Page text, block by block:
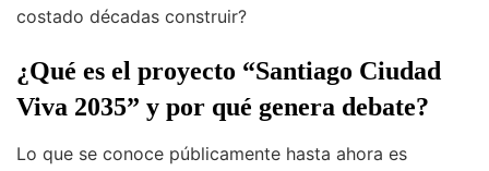
costado décadas construir?
¿Qué es el proyecto “Santiago Ciudad
Viva 2035” y por qué genera debate?
Lo que se conoce públicamente hasta ahora es